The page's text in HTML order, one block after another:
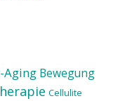
Aging Bewegung
Cellulite